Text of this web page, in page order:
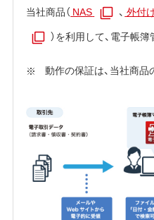
当社商品（ NAS 、 外付
）を利用して、電子帳簿
動作の保証は、当社商品